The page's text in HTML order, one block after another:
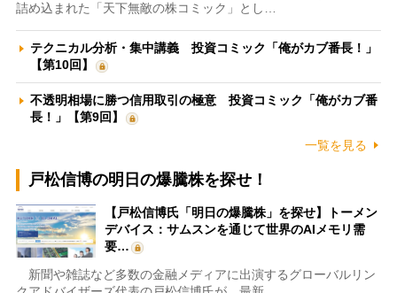
詰め込まれた「天下無敵の株コミック」とし…
テクニカル分析・集中講義 投資コミック「俺がカブ番長！」
【第10回】
不透明相場に勝つ信用取引の極意 投資コミック「俺がカブ番
長！」【第9回】
一覧を見る
戸松信博の明日の爆騰株を探せ！
【戸松信博氏「明日の爆騰株」を探せ】トーメン
デバイス：サムスンを通じて世界のAIメモリ需
要…
新聞や雑誌など多数の金融メディアに出演するグローバルリン